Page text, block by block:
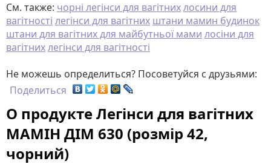
См. также: чорні легінси для вагітнихлосини для
вагітності легінси для вагітних штани мамин будинок
штани для вагітних для майбутньої мами лосіни для
вагітнихлегінси для вагітності
Не можешь определиться? Посоветуйся с друзьями:
Поделиться
О продукте Легінси для вагітних
MAMІН ДІМ 630 (розмір 42,
чорний)